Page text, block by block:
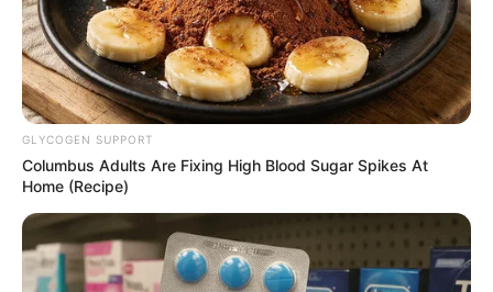
GLYCOGEN SUPPORT
Columbus Adults Are Fixing High Blood Sugar Spikes At
Home (Recipe)